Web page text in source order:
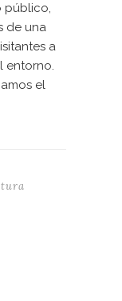
público,
de una
a
entorno.
el